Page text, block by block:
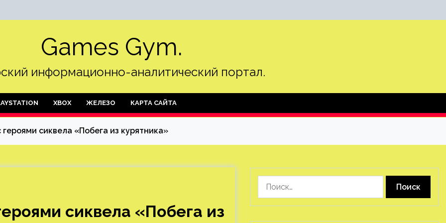
Games Gym.
информационно-аналитический портал.
XBOX ЖЕЛЕЗО КАРТА САЙТА
сиквела «Побега из курятника»
сиквела «Побега из